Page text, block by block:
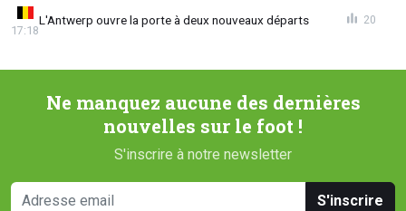
L'Antwerp ouvre la porte à deux nouveaux départs
17:18
20
Ne manquez aucune des dernières
nouvelles sur le foot !
S'inscrire à notre newsletter
S'inscrire